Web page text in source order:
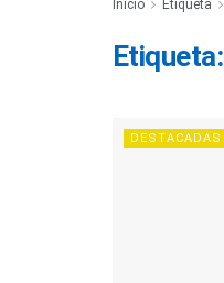
Inicio Etiqueta
Etiqueta:
DESTACADAS